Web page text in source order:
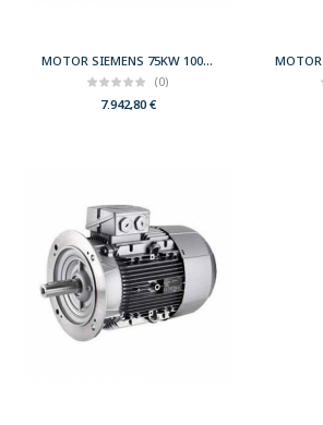
MOTOR SIEMENS 75KW 100CV 3000 B5 T250 400/690 IE3
(0)
7.942,80€